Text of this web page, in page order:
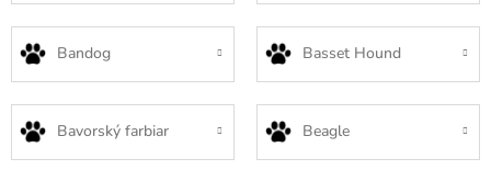
Bandog Basset Hound
Bavorský farbiar Beagle